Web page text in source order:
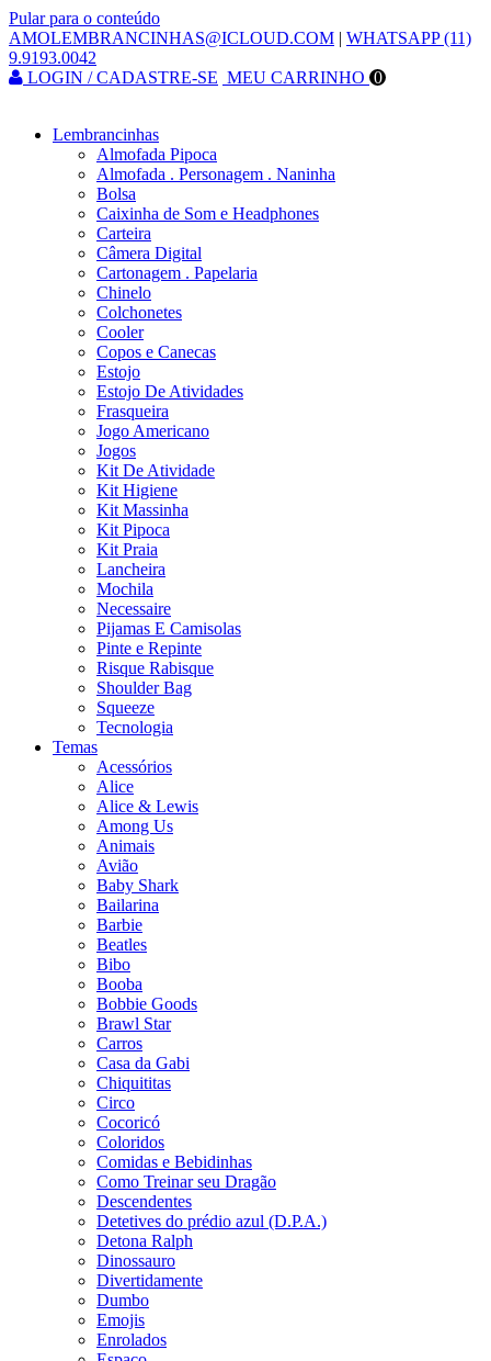
Pular para o conteúdo
AMOLEMBRANCINHAS@ICLOUD.COM | WHATSAPP (11)
9.9193.0042
LOGIN / CADASTRE-SE MEU CARRINHO 0
Lembrancinhas
Almofada Pipoca
Almofada . Personagem . Naninha
Bolsa
Caixinha de Som e Headphones
Carteira
Câmera Digital
Cartonagem . Papelaria
Chinelo
Colchonetes
Cooler
Copos e Canecas
Estojo
Estojo De Atividades
Frasqueira
Jogo Americano
Jogos
Kit De Atividade
Kit Higiene
Kit Massinha
Kit Pipoca
Kit Praia
Lancheira
Mochila
Necessaire
Pijamas E Camisolas
Pinte e Repinte
Risque Rabisque
Shoulder Bag
Squeeze
Tecnologia
Temas
Acessórios
Alice
Alice & Lewis
Among Us
Animais
Avião
Baby Shark
Bailarina
Barbie
Beatles
Bibo
Booba
Bobbie Goods
Brawl Star
Carros
Casa da Gabi
Chiquititas
Circo
Cocoricó
Coloridos
Comidas e Bebidinhas
Como Treinar seu Dragão
Descendentes
Detetives do prédio azul (D.P.A.)
Detona Ralph
Dinossauro
Divertidamente
Dumbo
Emojis
Enrolados